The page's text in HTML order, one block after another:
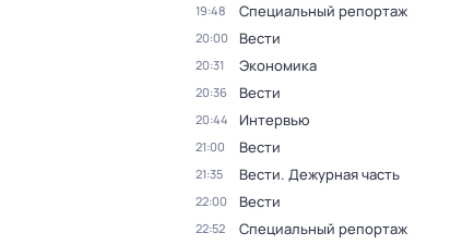
19:48 Специальный репортаж
20:00 Вести
20:31 Экономика
20:36 Вести
20:44 Интервью
21:00 Вести
21:35 Вести. Дежурная часть
22:00 Вести
22:52 Специальный репортаж